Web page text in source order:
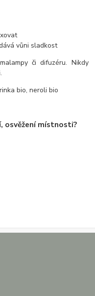
vůni sladkost
či difuzéru. Nikdy
bio, neroli bio
osvěžení místnosti?